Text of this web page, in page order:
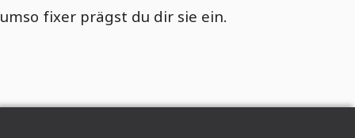
umso fixer prägst du dir sie ein.